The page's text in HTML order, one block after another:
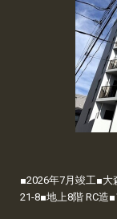
■2026年7月竣工■
21-8■地上8階 RC造